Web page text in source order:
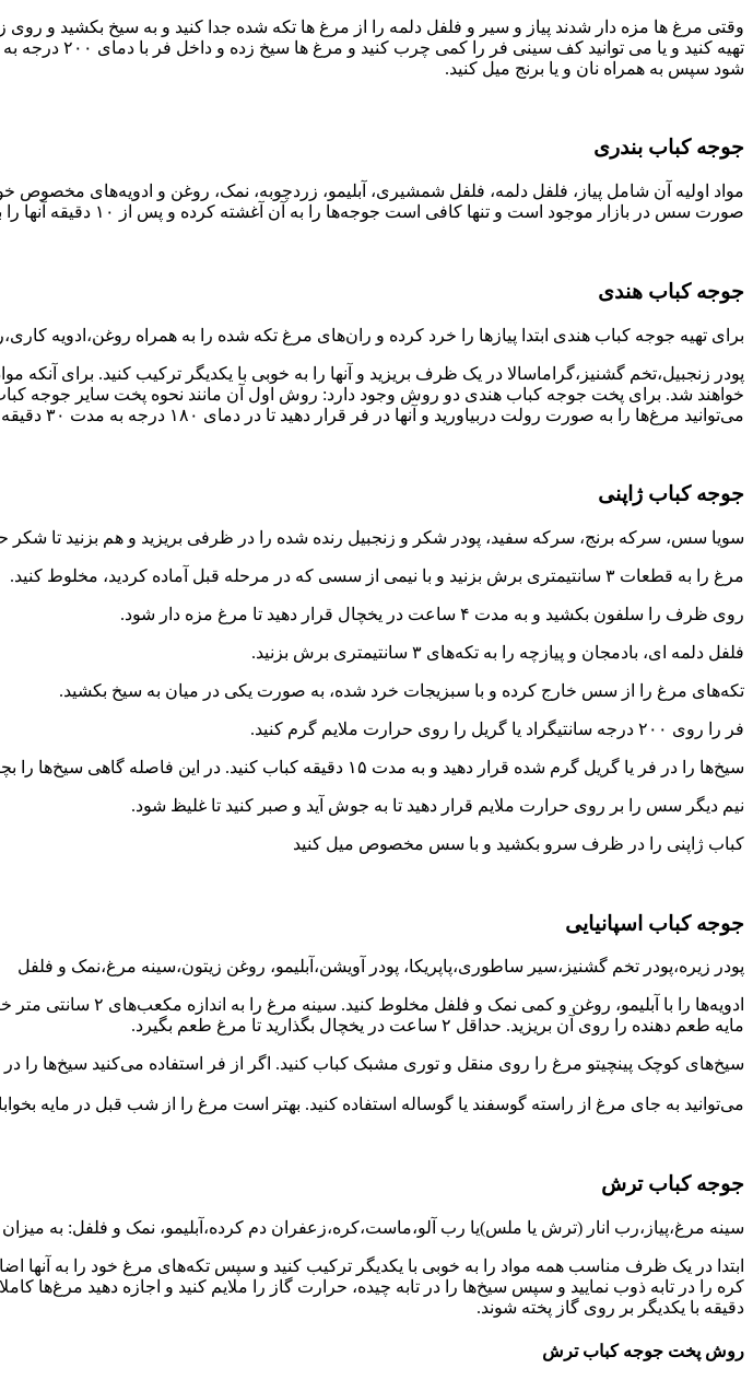
وقتی مرغ ها مزه دار شدند پیاز و سیر و فلفل دلمه را از مرغ ها تکه شده جدا کنید و به سیخ بکشید و روی
شود سپس به همراه نان و یا برنج میل کنید.
جوجه کباب بندری
مواد اولیه آن شامل پیاز، فلفل دلمه، فلفل شمشیری، آبلیمو، زردچوبه، نمک، روغن و ادویه‌های مخصوص
صورت سس در بازار موجود است و تنها کافی است جوجه‌ها را به آن آغشته کرده و پس از ۱۰ دقیقه آنها را بر روی شعله ملایم آتش کباب کنید.
جوجه کباب هندی
برای تهیه جوجه کباب هندی ابتدا پیازها را خرد کرده و ران‌های مرغ تکه شده را به همراه روغن،ادویه
خواهند شد. برای پخت جوجه کباب هندی دو روش وجود دارد: روش اول آن مانند نحوه پخت سایر
می‌توانید مرغ‌ها را به صورت رولت دربیاورید و آنها در فر قرار دهید تا در دمای ۱۸۰ درجه به مدت ۳۰ دقیقه مغز پخت شوند.
جوجه کباب ژاپنی
سویا سس، سرکه برنج، سرکه سفید، پودر شکر و زنجبیل رنده شده را در ظرفی بریزید و هم بزنید تا شکر
مرغ را به قطعات ۳ سانتیمتری برش بزنید و با نیمی از سسی که در مرحله قبل آماده کردید، مخلوط کنید.
روی ظرف را سلفون بکشید و به مدت ۴ ساعت در یخچال قرار دهید تا مرغ مزه دار شود.
فلفل دلمه ای، بادمجان و پیازچه را به تکه‌های ۳ سانتیمتری برش بزنید.
تکه‌های مرغ را از سس خارج کرده و با سبزیجات خرد شده، به صورت یکی در میان به سیخ بکشید.
فر را روی ۲۰۰ درجه سانتیگراد یا گریل را روی حرارت ملایم گرم کنید.
سیخ‌ها را در فر یا گریل گرم شده قرار دهید و به مدت ۱۵ دقیقه کباب کنید. در این فاصله گاهی سیخ‌ها را بچرخانید تا کباب ژاپنی کاملا مغزپخت شود.
نیم دیگر سس را بر روی حرارت ملایم قرار دهید تا به جوش آید و صبر کنید تا غلیظ شود.
کباب ژاپنی را در ظرف سرو بکشید و با سس مخصوص میل کنید
جوجه کباب اسپانیایی
پودر زیره،پودر تخم گشنیز،سیر ساطوری،پاپریکا، پودر آویشن،آبلیمو، روغن زیتون،سینه مرغ،نمک و فلفل
ادویه‌ها را با
مایه طعم دهنده را روی آن بریزید. حداقل ۲ ساعت در یخچال بگذارید تا مرغ طعم بگیرد.
سیخ‌های کوچک پینچیتو مرغ را روی منقل و توری مشبک کباب کنید. اگر از فر استفاده می‌کنید سیخ‌ها را در سینی فر نسوز چیده و ۲۰ دقیقه در دمای
می‌توانید به جای مرغ از راسته گوسفند یا گوساله استفاده کنید. بهتر است مرغ را از شب قبل در مایه
جوجه کباب ترش
سینه مرغ،پیاز،رب انار (ترش یا ملس)یا رب آلو،ماست،کره،زعفران دم کرده،آبلیمو، نمک و فلفل: به میزان
دقیقه با یکدیگر بر روی گاز پخته شوند.
روش پخت جوجه کباب ترش